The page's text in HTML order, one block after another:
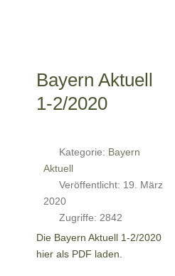
Bayern Aktuell
1-2/2020
Kategorie: Bayern
Aktuell
Veröffentlicht: 19. März
2020
Zugriffe: 2842
Die Bayern Aktuell 1-2/2020
hier als PDF laden.